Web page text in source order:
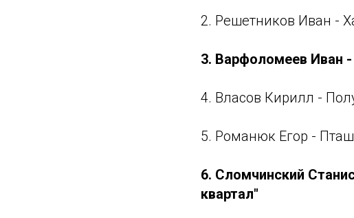
2. Решетников Иван -
3. Варфоломеев Иван
4. Власов Кирилл -
5. Романюк Егор -
6. Сломчинский
квартал"